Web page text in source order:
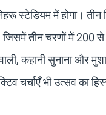
स्टेडियम में होगा।
जिसमें तीन चरणों में
कहानी सुनाना और
चर्चाएँ भी उत्सव का